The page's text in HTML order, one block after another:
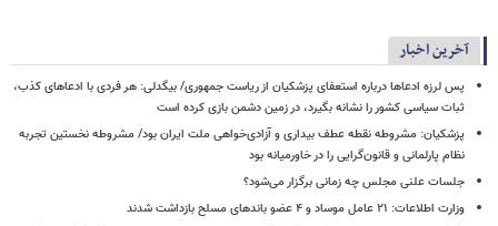
آخرین اخبار
پس لرزه ادعاها درباره استعفای پزشکیان از ریاست جمهوری/ بیگدلی: هر فردی با ادعاهای کذب،
ثبات سیاسی کشور را نشانه بگیرد، در زمین دشمن بازی کرده است
پزشکیان: مشروطه نقطه عطف بیداری و آزادی‌خواهی ملت ایران بود/ مشروطه نخستین تجربه
نظام پارلمانی و قانون‌گرایی را در خاورمیانه بود
جلسات علنی مجلس چه زمانی برگزار می‌شود؟
وزارت اطلاعات: ۲۱ عامل موساد و ۴ عضو باندهای مسلح بازداشت شدند